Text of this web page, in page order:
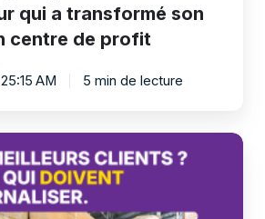
qui a transformé son
centre de profit
AM 5 min de lecture